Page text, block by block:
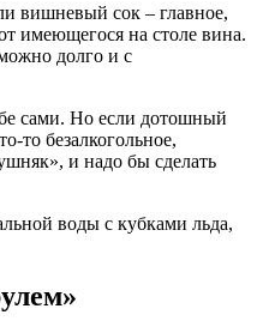
вишневый сок – главное,
имеющегося на столе вина.
долго и с
сами. Но если дотошный
то безалкогольное,
и надо бы сделать
воды с кубками льда,